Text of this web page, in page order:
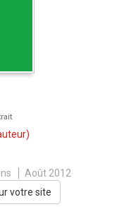
Août 2012
votre site